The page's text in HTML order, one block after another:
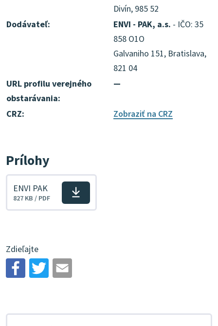
Divín, 985 52
Dodávateľ:
ENVI - PAK, a.s. - IČO: 35
858 O1O
Galvaniho 151, Bratislava,
821 04
URL profilu verejného
obstarávania:
—
CRZ: Zobraziť na CRZ
Prílohy
Stiahnuť
ENVI PAK
827 KB / PDF
Zdieľajte